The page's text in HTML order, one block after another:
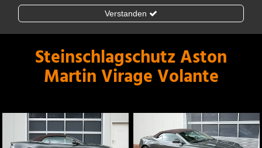
Lackschutzfolie
Teilfolierung
Porsche
Aston Martin
Steinschlagschutz Aston
Martin Virage Volante
Verstanden